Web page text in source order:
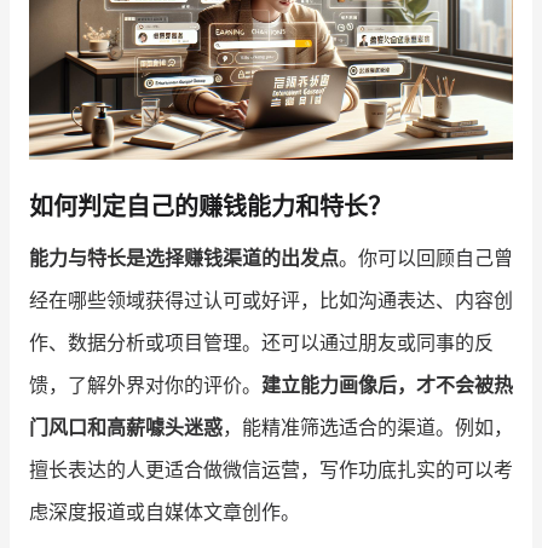
增长俱乐部 有赞商盟
商家社区 社群交流
合作共进
有赞云 数据通服务
如何判定自己的赚钱能力和特长？
能力与特长是选择赚钱渠道的出发点。你可以回顾自己曾
经在哪些领域获得过认可或好评，比如沟通表达、内容创
作、数据分析或项目管理。还可以通过朋友或同事的反
馈，了解外界对你的评价。 建立能力画像后，才不会被热
门风口和高薪噱头迷惑，能精准筛选适合的渠道。例如，
擅长表达的人更适合做微信运营，写作功底扎实的可以考
虑深度报道或自媒体文章创作。